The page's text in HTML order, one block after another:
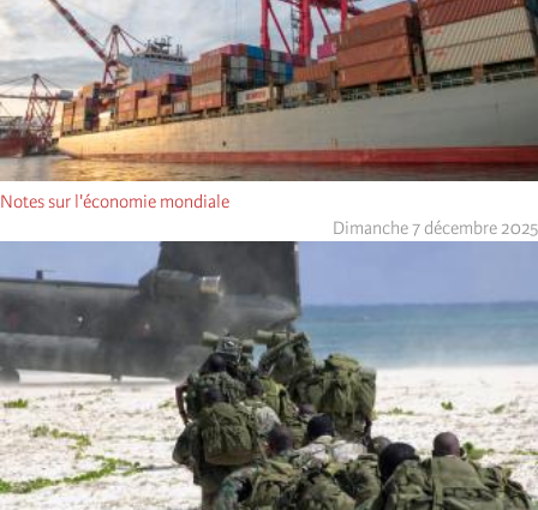
Notes sur l'économie mondiale
Dimanche 7 décembre 2025